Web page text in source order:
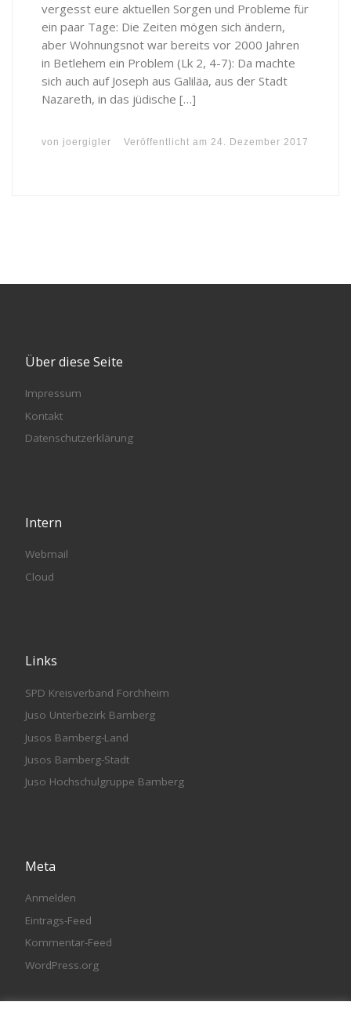
vergesst eure aktuellen Sorgen und Probleme für
ein paar Tage: Die Zeiten mögen sich ändern,
aber Wohnungsnot war bereits vor 2000 Jahren
in Betlehem ein Problem (Lk 2, 4-7): Da machte
sich auch auf Joseph aus Galiläa, aus der Stadt
Nazareth, in das jüdische […]
von joergigler Veröffentlicht am 24. Dezember 2017
Über diese Seite
Impressum
Kontakt
Datenschutzerklärung
Intern
Webmail
Cloud
Links
SPD Kreisverband Forchheim
Juso Unterbezirk Bamberg
Jusos Bamberg-Land
Jusos Bamberg-Stadt
Juso Hochschulgruppe Bamberg
Meta
Anmelden
Eintrags-Feed
Kommentar-Feed
WordPress.org